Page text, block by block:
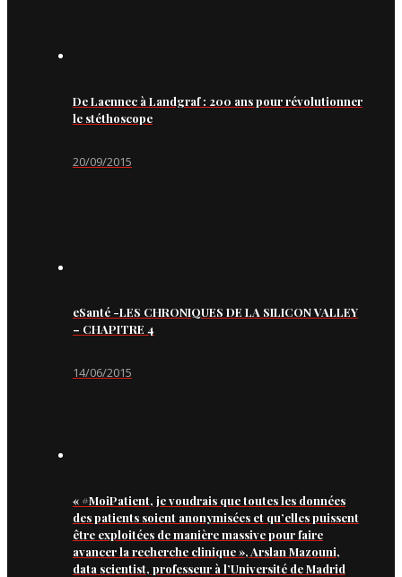
De Laennec à Landgraf : 200 ans pour révolutionner
le stéthoscope
20/09/2015
eSanté -LES CHRONIQUES DE LA SILICON VALLEY
– CHAPITRE 4
14/06/2015
« #MoiPatient, je voudrais que toutes les données
des patients soient anonymisées et qu’elles puissent
être exploitées de manière massive pour faire
avancer la recherche clinique », Arslan Mazouni,
data scientist, professeur à l’Université de Madrid